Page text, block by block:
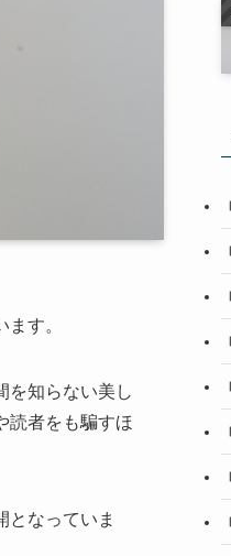
す。
を知らない美し
読者をも騙すほ
となっていま